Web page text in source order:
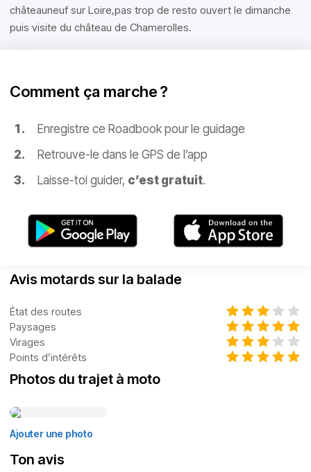
châteauneuf sur Loire,pas trop de resto ouvert le dimanche
puis visite du château de Chamerolles.
Comment ça marche ?
Enregistre ce Roadbook pour le guidage
Retrouve-le dans le GPS de l’app
Laisse-toi guider, c’est gratuit.
Avis motards sur la balade
État des routes
Paysages
Virages
Points d’intérêts
Photos du trajet à moto
Ajouter une photo
Ton avis